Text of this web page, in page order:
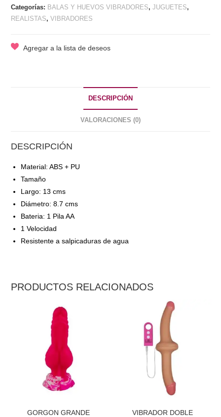
Categorías: BALAS Y HUEVOS VIBRADORES,JUGUETES,
REALISTAS,VIBRADORES
Agregar a la lista de deseos
DESCRIPCIÓN
VALORACIONES (0)
DESCRIPCIÓN
Material: ABS + PU
Tamaño
Largo: 13 cms
Diámetro: 8.7 cms
Bateria: 1 Pila AA
1 Velocidad
Resistente a salpicaduras de agua
PRODUCTOS RELACIONADOS
GORGON GRANDE
VIBRADOR DOBLE